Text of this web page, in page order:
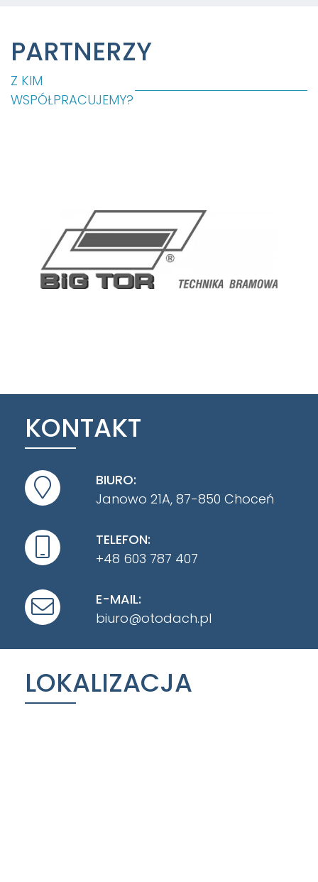
PARTNERZY
Z KIM
WSPÓŁPRACUJEMY?
KONTAKT
BIURO:
Janowo 21A, 87-850 Choceń
TELEFON:
+48 603 787 407
E-MAIL:
biuro@otodach.pl
LOKALIZACJA